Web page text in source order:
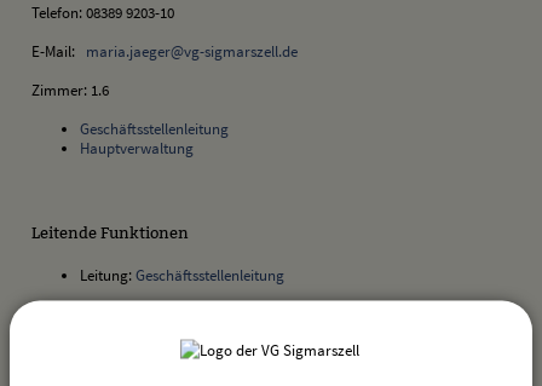
Telefon: 08389 9203-10
E-Mail: maria.jaeger@vg-sigmarszell.de
Zimmer: 1.6
Geschäftsstellenleitung
Hauptverwaltung
Leitende Funktionen
Leitung:Geschäftsstellenleitung